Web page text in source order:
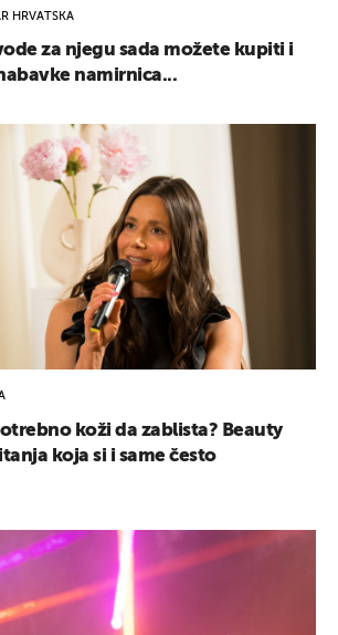
HRVATSKA
za njegu sada možete kupiti i
namirnica...
koži da zablista? Beauty
koja si i same često